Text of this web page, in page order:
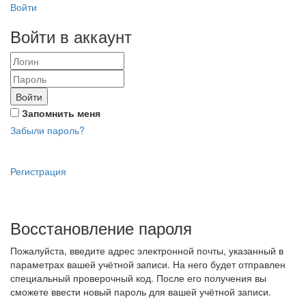
Войти
Войти в аккаунт
Войти
Запомнить меня
Забыли пароль?
Регистрация
Восстановление пароля
Пожалуйста, введите адрес электронной почты, указанный в
параметрах вашей учётной записи. На него будет отправлен
специальный проверочный код. После его получения вы
сможете ввести новый пароль для вашей учётной записи.